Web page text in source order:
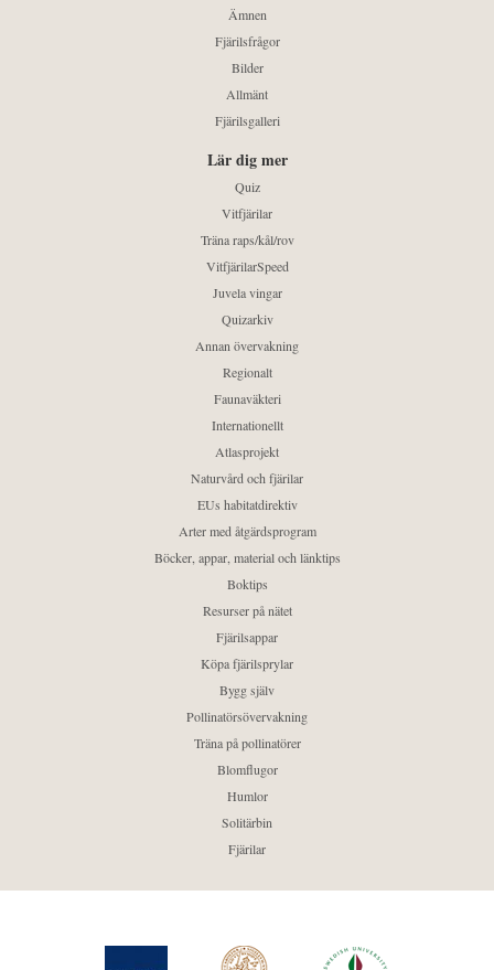
Ämnen
Fjärilsfrågor
Bilder
Allmänt
Fjärilsgalleri
Lär dig mer
Quiz
Vitfjärilar
Träna raps/kål/rov
VitfjärilarSpeed
Juvela vingar
Quizarkiv
Annan övervakning
Regionalt
Faunaväkteri
Internationellt
Atlasprojekt
Naturvård och fjärilar
EUs habitatdirektiv
Arter med åtgärdsprogram
Böcker, appar, material och länktips
Boktips
Resurser på nätet
Fjärilsappar
Köpa fjärilsprylar
Bygg själv
Pollinatörsövervakning
Träna på pollinatörer
Blomflugor
Humlor
Solitärbin
Fjärilar